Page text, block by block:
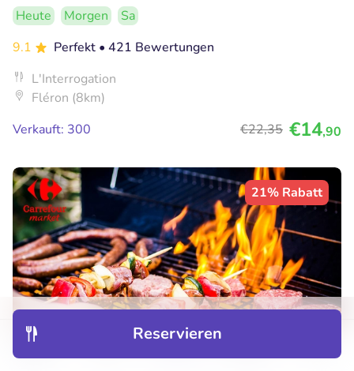
Entdecken
Reservieren
Heute Morgen
Sa
9.1
Perfekt • 421 Bewertungen
L'Interrogation
Fléron (8km)
Verkauft: 300
€22,35 €14,90
21% Rabatt